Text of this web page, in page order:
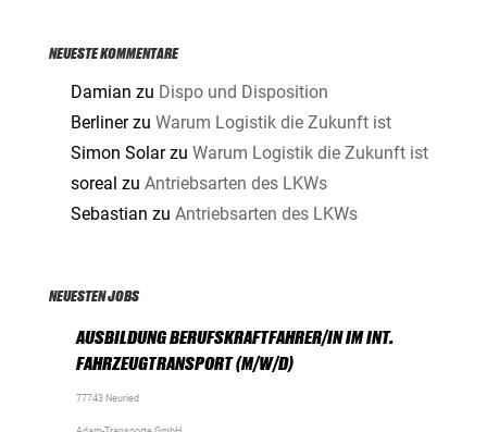
NEUESTE KOMMENTARE
Damian zu Dispo und Disposition
Berlinerzu Warum Logistik die Zukunft ist
Simon Solarzu Warum Logistik die Zukunft ist
soreal zu Antriebsarten des LKWs
Sebastian zu Antriebsarten des LKWs
NEUESTEN JOBS
AUSBILDUNG BERUFSKRAFTFAHRER/IN IM INT.
FAHRZEUGTRANSPORT (M/W/D)
77743 Neuried